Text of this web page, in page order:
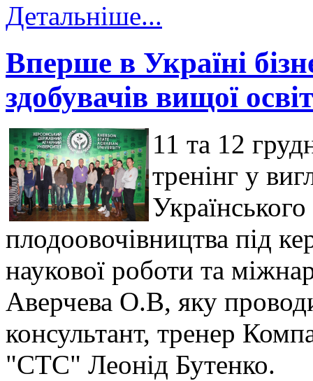
Детальніше...
Вперше в Україні
здобувачів вищої
11 та 12
тренінг у
плодоовочівництва під
наукової роботи та
Аверчева О.В, яку
консультант, тренер
"СТС" Леонід Бутенко.